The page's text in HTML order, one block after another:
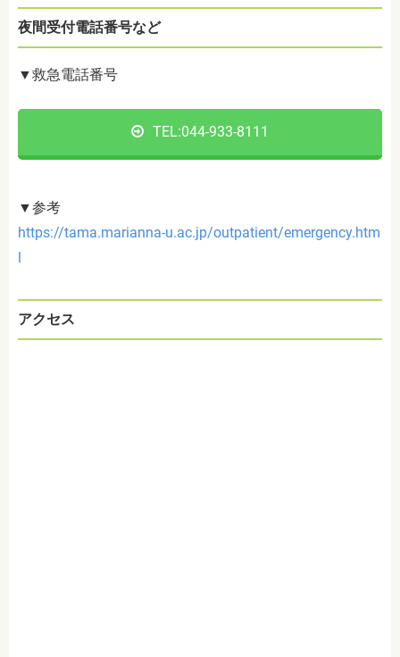
夜間受付電話番号など
▼救急電話番号
TEL:044-933-8111
▼参考
https://tama.marianna-u.ac.jp/outpatient/emergency.htm
l
アクセス